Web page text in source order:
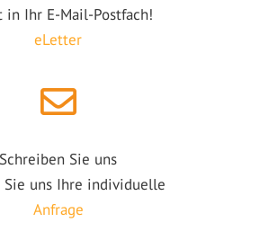
in Ihr E-Mail-Postfach!
eLetter
Schreiben Sie uns
Sie uns Ihre individuelle
Anfrage